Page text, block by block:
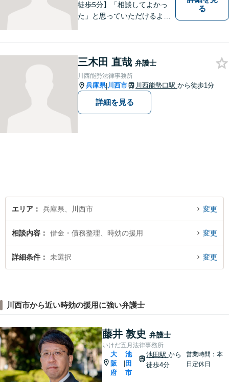
徒歩5分】「相談してよかっ
た」と思っていただけるよう
ことなく私にご相談くださ
い。
る
三木田 直哉 弁護士
川西能勢法律事務所
兵庫県|川西市 川西能勢口駅 から徒歩1分
詳細を見る
エリア 兵庫県、川西市 変更
相談内容 借金・債務整理、時効の援用 変更
詳細条件 未選択 変更
川西市から近い時効の援用に強い弁護士
藤井 敦史 弁護士
いけだ五月法律事務所
大
阪
府
池
田
市
池田駅から
徒歩4分
営業時間：本
日定休日